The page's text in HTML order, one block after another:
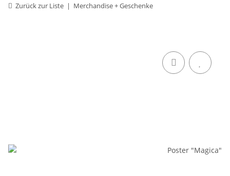
Zurück zur Liste Merchandise + Geschenke